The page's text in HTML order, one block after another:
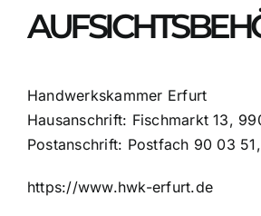
Handwerkskammer Erfurt
Hausanschrift: Fischmarkt 13,
Postanschrift: Postfach 90 03
https://www.hwk-erfurt.de